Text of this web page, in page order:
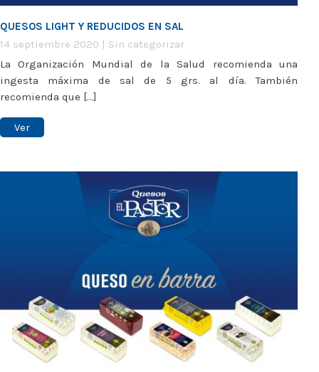
QUESOS LIGHT Y REDUCIDOS EN SAL
14 septiembre 2020 | Sin categorizar
La Organización Mundial de la Salud recomienda una
ingesta máxima de sal de 5 grs. al día. También
recomienda que [...]
Ver